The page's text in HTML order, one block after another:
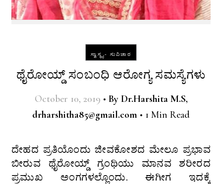
ಸ್ವಾಸ್ಥ್ಯ- ಸುವಿಚಾರ
ಥೈರೋಯ್ಡ್ ಸಂಬಂಧಿ ಆರೋಗ್ಯ ಸಮಸ್ಯೆಗಳು
October 10, 2019 • By Dr.Harshita M.S,
drharshitha85@gmail.com • 1 Min Read
ದೇಹದ ಪ್ರತಿಯೊಂದು ಜೀವಕೋಶದ ಮೇಲೂ ಪ್ರಭಾವ
ಬೀರುವ ಥೈರೋಯ್ಡ್ ಗ್ರಂಥಿಯು ಮಾನವ ಶರೀರದ
ಪ್ರಮುಖ ಅಂಗಗಳಲ್ಲೊಂದು. ಈಗೀಗ ಇದಕ್ಕೆ